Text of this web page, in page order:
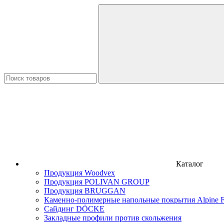
Каталог
Продукция Woodvex
Продукция POLIVAN GROUP
Продукция BRUGGAN
Каменно-полимерные напольные покрытия Alpine
Сайдинг DÖCKE
Закладные профили против скольжения